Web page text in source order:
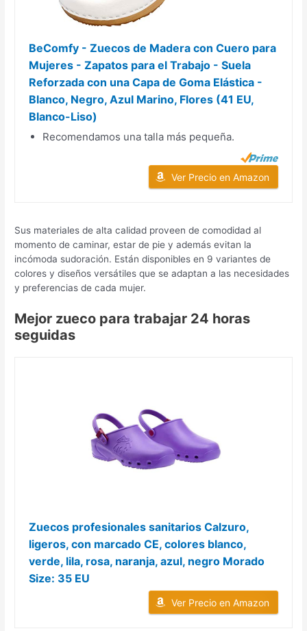
BeComfy - Zuecos de Madera con Cuero para
Mujeres - Zapatos para el Trabajo - Suela
Reforzada con una Capa de Goma Elástica -
Blanco, Negro, Azul Marino, Flores (41 EU,
Blanco-Liso)
Recomendamos una talla más pequeña.
Ver Precio en Amazon
Sus materiales de alta calidad proveen de comodidad al
momento de caminar, estar de pie y además evitan la
incómoda sudoración. Están disponibles en 9 variantes de
colores y diseños versátiles que se adaptan a las necesidades
y preferencias de cada mujer.
Mejor zueco para trabajar 24 horas
seguidas
Zuecos profesionales sanitarios Calzuro,
ligeros, con marcado CE, colores blanco,
verde, lila, rosa, naranja, azul, negro Morado
Size: 35 EU
Ver Precio en Amazon